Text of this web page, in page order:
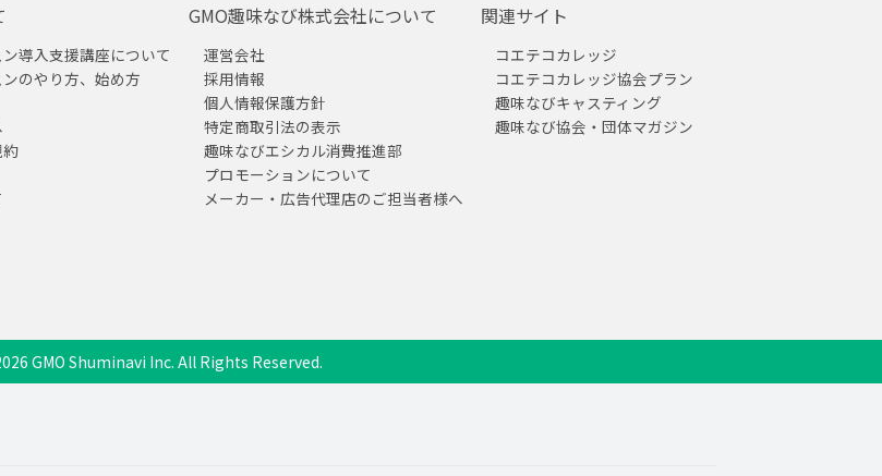
導入支援講座について
のやり方、始め方
GMO趣味なび株式会社について
運営会社
採用情報
個人情報保護方針
特定商取引法の表示
趣味なびエシカル消費推進部
プロモーションについて
メーカー・広告代理店のご担当者様へ
関連サイト
コエテコカレッジ
コエテコカレッジ協会プラン
趣味なびキャスティング
趣味なび協会・団体マガジン
GMO Shuminavi Inc. All Rights Reserved.